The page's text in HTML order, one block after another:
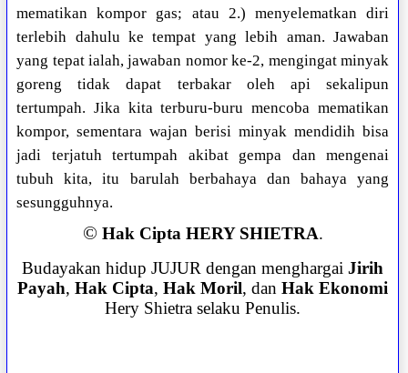
mematikan kompor gas; atau 2.) menyelematkan diri
terlebih dahulu ke tempat yang lebih aman. Jawaban
yang tepat ialah, jawaban nomor ke-2, mengingat minyak
goreng tidak dapat terbakar oleh api sekalipun
tertumpah. Jika kita terburu-buru mencoba mematikan
kompor, sementara wajan berisi minyak mendidih bisa
jadi terjatuh tertumpah akibat gempa dan mengenai
tubuh kita, itu barulah berbahaya dan bahaya yang
sesungguhnya.
© Hak Cipta HERY SHIETRA.
Budayakan hidup JUJUR dengan menghargaiJirih
Payah,Hak Cipta,Hak Moril, danHak Ekonomi
Hery Shietra selaku Penulis.